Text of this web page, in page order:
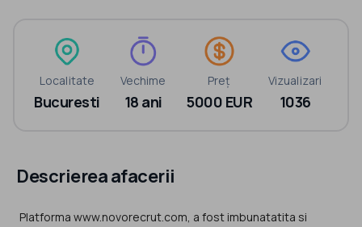
Localitate
Bucuresti
Vechime
18 ani
Preț
5000 EUR
Vizualizari
1036
Descrierea afacerii
Platforma www.novorecrut.com, a fost imbunatatita si